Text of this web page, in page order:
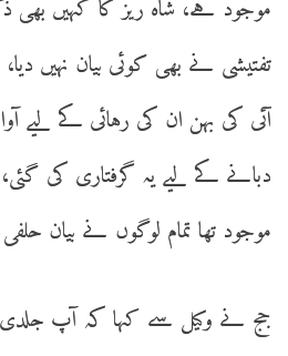
موجود ہے، شاہ ریز کا کہیں بھی
تفتیشی نے بھی کوئی بیان نہیں
آئی کی بہن ان کی رہائی کے لیے
دبانے کے لیے یہ گرفتاری کی
موجود تھا تمام لوگوں نے بیان
جج نے وکیل سے کہا کہ آپ جلدی